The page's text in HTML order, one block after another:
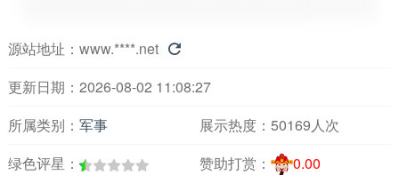
源站地址： www.****.net 
更新日期：2026-08-02 11:08:27
所属类别： 军事 展示热度： 50169人次
绿色评星：
赞助打赏： 0.00